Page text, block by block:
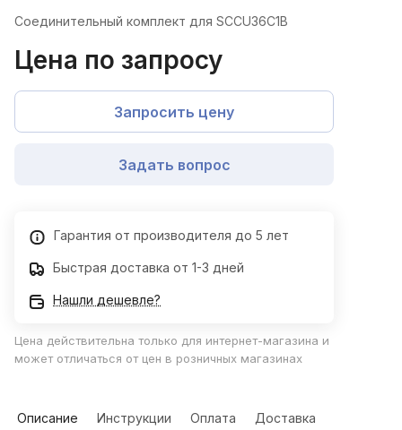
Соединительный комплект для SCCU36C1B
Цена по запросу
Запросить цену
Задать вопрос
Гарантия от производителя до 5 лет
Быстрая доставка от 1-3 дней
Нашли дешевле?
Цена действительна только для интернет-магазина и
может отличаться от цен в розничных магазинах
Описание Инструкции Оплата Доставка